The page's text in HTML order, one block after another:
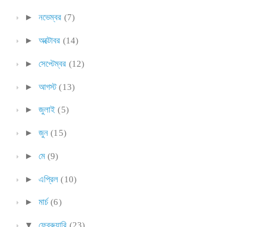
► নভেম্বর (7)
► অক্টোবর (14)
► সেপ্টেম্বর (12)
► আগস্ট (13)
► জুলাই (5)
► জুন (15)
► মে (9)
► এপ্রিল (10)
► মার্চ (6)